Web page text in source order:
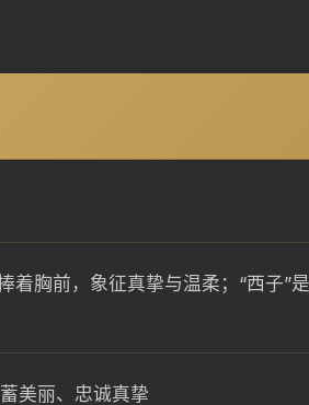
着胸前，象征真挚与温柔；“西子”
美丽、忠诚真挚